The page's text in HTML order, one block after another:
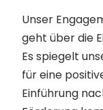
Unser
geht über die
Es spiegelt
für eine
Einführung